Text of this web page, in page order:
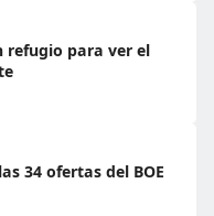
refugio para ver el
34 ofertas del BOE